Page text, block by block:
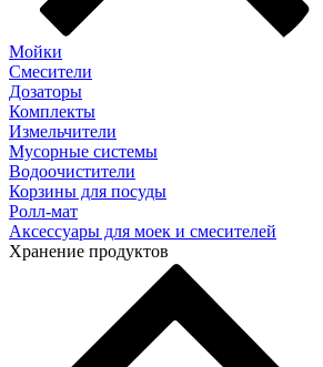
Мойки
Смесители
Дозаторы
Комплекты
Измельчители
Мусорные системы
Водоочистители
Корзины для посуды
Ролл-мат
Аксессуары для моек и смесителей
Хранение продуктов